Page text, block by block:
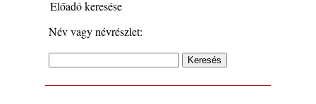
2026. augusztus 07.
Jazz-rock albumok 1985-ből - Issei Noro
„Sweet Sphere”
2026. augusztus 07.
Előadó keresése
Név vagy névrészlet: